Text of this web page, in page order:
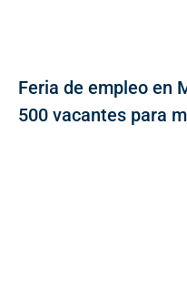
Feria de empleo en
500 vacantes para